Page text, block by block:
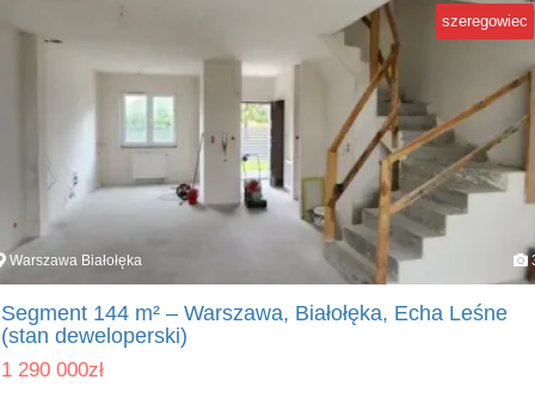
szeregowiec
Warszawa Białołęka
Segment 144 m² – Warszawa, Białołęka, Echa Leśne
(stan deweloperski)
1 290 000zł